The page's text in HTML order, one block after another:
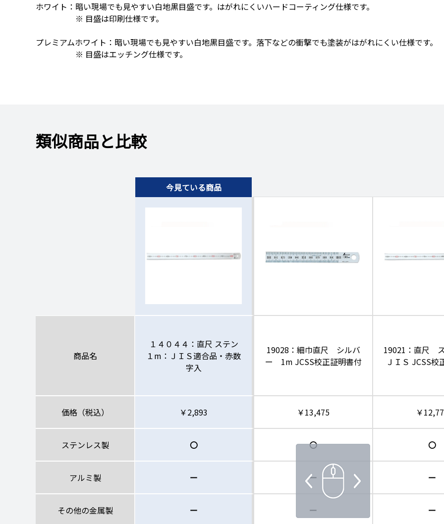
ホワイト：暗い現場でも見やすい白地黒目盛です。はがれにくいハードコーティング仕様です。
※ 目盛は印刷仕様です。
プレミアムホワイト：暗い現場でも見やすい白地黒目盛です。落下などの衝撃でも塗装がはがれにくい仕様です。
※ 目盛はエッチング仕様です。
類似商品と比較
商品名
１４０４４：直尺 ステン
１m：ＪＩＳ適合品・赤数
字入
19028：細巾直尺 シルバ
ー 1m JCSS校正証明書付
19021：直尺
ＪＩＳ JCSS校
価格（税込） ￥2,893 ￥13,475 ￥
ステンレス製 〇 〇 〇
アルミ製 ー ー ー
その他の金属製 ー ー ー